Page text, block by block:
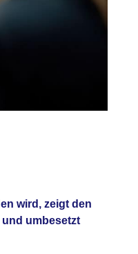
wird, zeigt den
umbesetzt